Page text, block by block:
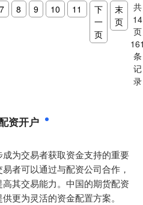
7 8 9 10 11
下
一
页
末
页
共
14
页
条
记
录
资开户
为交易者获取资金支持的重要
者可以通过与配资公司合作，
其交易能力。中国的期货配资
更为灵活的资金配置方案。